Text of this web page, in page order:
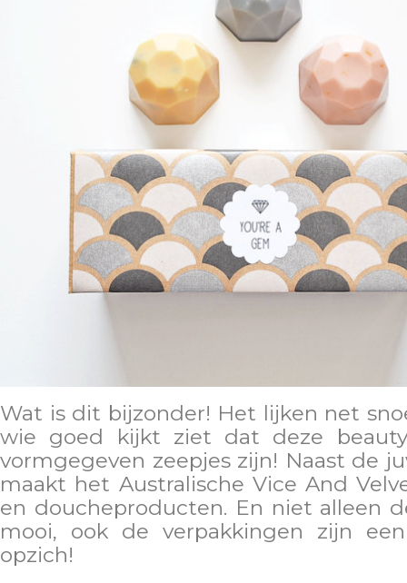
Wat is dit bijzonder! Het lijken net
wie goed kijkt ziet dat deze
vormgegeven zeepjes zijn! Naast de
maakt het Australische Vice And
en doucheproducten. En niet alleen
mooi, ook de verpakkingen zijn
opzich!